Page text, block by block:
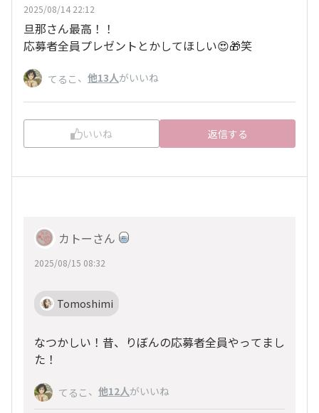
2025/08/14 22:12
旦那さん最高！！
応募者全員プレゼントとかしてほしい😍🎁笑
てるこ 、 他13人がいいね
いいね 返信する
カトーさん
2025/08/15 08:32
Tomoshimi
なつかしい！昔、りぼんの応募者全員やってまし
た！
てるこ 、 他12人がいいね